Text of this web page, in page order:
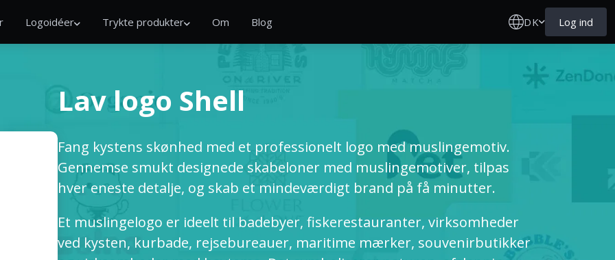
Logoidéer Trykte produkter Om Blog DK Log ind
Lav logo Shell
Fang kystens skønhed med et professionelt logo med muslingemotiv.
Gennemse smukt designede skabeloner med muslingemotiver, tilpas
hver eneste detalje, og skab et mindeværdigt brand på få minutter.
Et muslingelogo er ideelt til badebyer, fiskerestauranter, virksomheder
ved kysten, kurbade, rejsebureauer, maritime mærker, souvenirbutikker